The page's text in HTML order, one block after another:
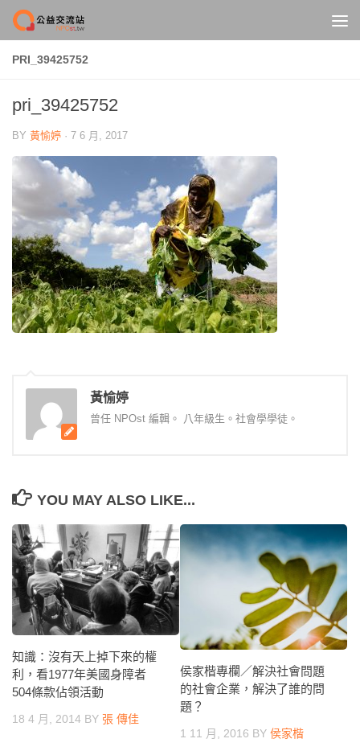
Skip to content
PRI_39425752
pri_39425752
BY 黃愉婷 · 7 6 月, 2017
黃愉婷
曾任 NPOst 編輯。 八年級生。社會學學徒。
YOU MAY ALSO LIKE...
知識：沒有天上掉下來的權
利，看1977年美國身障者
504條款佔領活動
18 4 月, 2014 BY 張 傳佳
侯家楷專欄／解決社會問題
的社會企業，解決了誰的問
題？
1 11 月, 2016 BY 侯家楷